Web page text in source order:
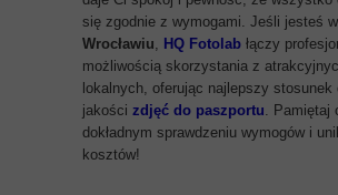
się zgodnie z wymogami. Jeśli jesteś
Wrocławiu, HQ Fotolab łączy
możliwością skorzystania z
lokalnych, oferując najlepszy stosunek
jakości zdjęć do paszportu. Pamiętaj
dokładnym sprawdzeniu wymogów i
kosztów!